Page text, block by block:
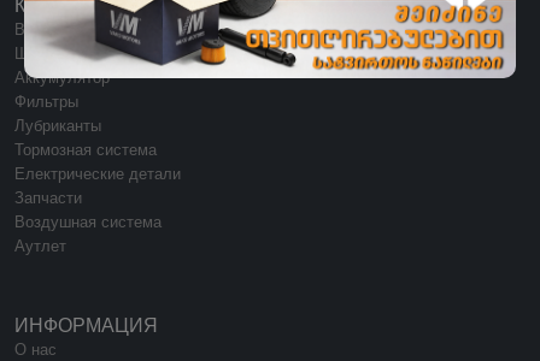
КАТЕГОРИИ
Все категории
Шины
Аккумулятор
Фильтры
Лубриканты
Тормозная система
Електрические детали
Запчасти
Воздушная система
Аутлет
ИНФОРМАЦИЯ
О нас